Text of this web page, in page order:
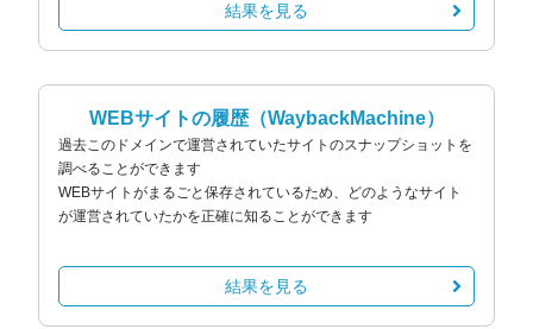
結果を見る
WEBサイトの履歴（WaybackMachine）
過去このドメインで運営されていたサイトのスナップショットを
調べることができます
WEBサイトがまるごと保存されているため、どのようなサイト
が運営されていたかを正確に知ることができます
結果を見る